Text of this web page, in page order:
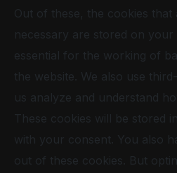
Out of these, the cookies that
necessary are stored on
essential for the working of
the website. We also use
us analyze and understand
These cookies will be stored
with your consent. You also
out of these cookies. But